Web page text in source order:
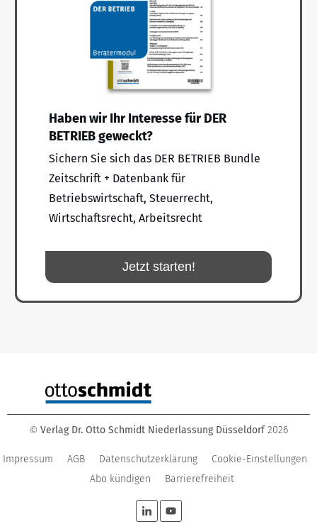
Haben wir Ihr Interesse für DER
BETRIEB geweckt?
Sichern Sie sich das DER BETRIEB Bundle
Zeitschrift + Datenbank für
Betriebswirtschaft, Steuerrecht,
Wirtschaftsrecht, Arbeitsrecht
Jetzt starten!
© Verlag Dr. Otto Schmidt Niederlassung Düsseldorf 2026
Impressum AGB Datenschutzerklärung
Cookie-Einstellungen
Abo kündigen
Barrierefreiheit